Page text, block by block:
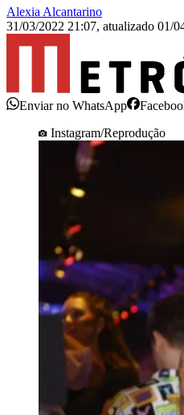
Alexia Alcantarino
31/03/2022 21:07, atualizado 01/
Enviar no WhatsApp
Instagram/Reprodução